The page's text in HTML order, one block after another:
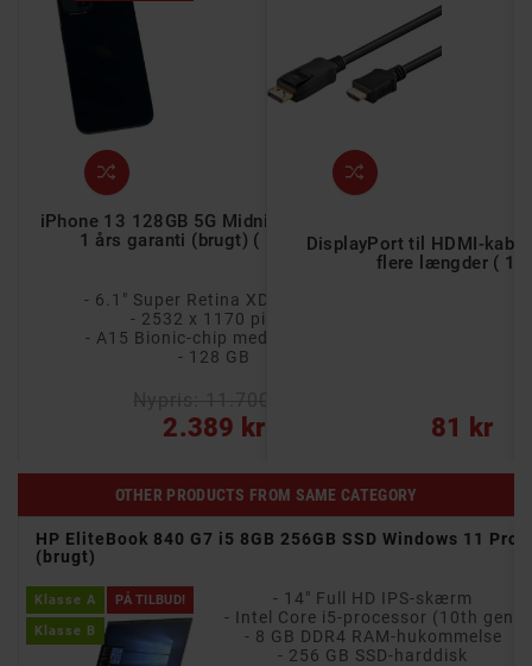
S USB 3.2
iPhone 13 128GB 5G Midnight Black med
1 års garanti (brugt) ( Klasse B )
- 6.1" Super Retina XDR-skærm
- 2532 x 1170 pixlar
- A15 Bionic-chip med 6 kerner
- 128 GB
2.389 kr
DisplayPort til HDMI-
flere længder ( 1
81 kr
OTHER PRODUCTS FROM SAME CATEGORY
HP EliteBook 840 G7 i5 8GB 256GB SSD Windows 11 Pro
(brugt)
PÅ TILBUD!
Klasse A
Klasse B
- 14" Full HD IPS-skærm
- Intel Core i5-processor (10th gen)
- 8 GB DDR4 RAM-hukommelse
- 256 GB SSD-harddisk